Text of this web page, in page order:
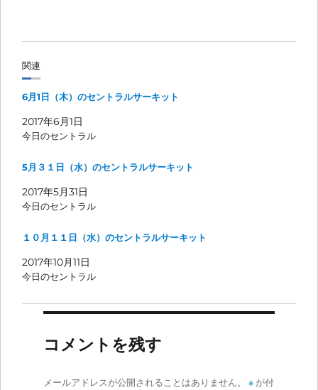
関連
6月1日（木）のセントラルサーキット
2017年6月1日
今日のセントラル
5月３１日（水）のセントラルサーキット
2017年5月31日
今日のセントラル
１０月１１日（水）のセントラルサーキット
2017年10月11日
今日のセントラル
コメントを残す
メールアドレスが公開されることはありません。 ※が付